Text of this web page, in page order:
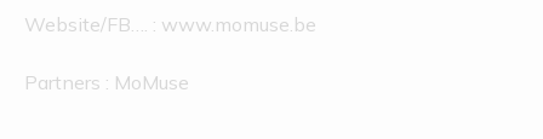
Website/FB…. : www.momuse.be
Partners : MoMuse